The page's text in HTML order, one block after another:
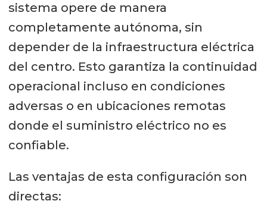
sistema opere de manera
completamente autónoma, sin
depender de la infraestructura eléctrica
del centro. Esto garantiza la continuidad
operacional incluso en condiciones
adversas o en ubicaciones remotas
donde el suministro eléctrico no es
confiable.
Las ventajas de esta configuración son
directas: